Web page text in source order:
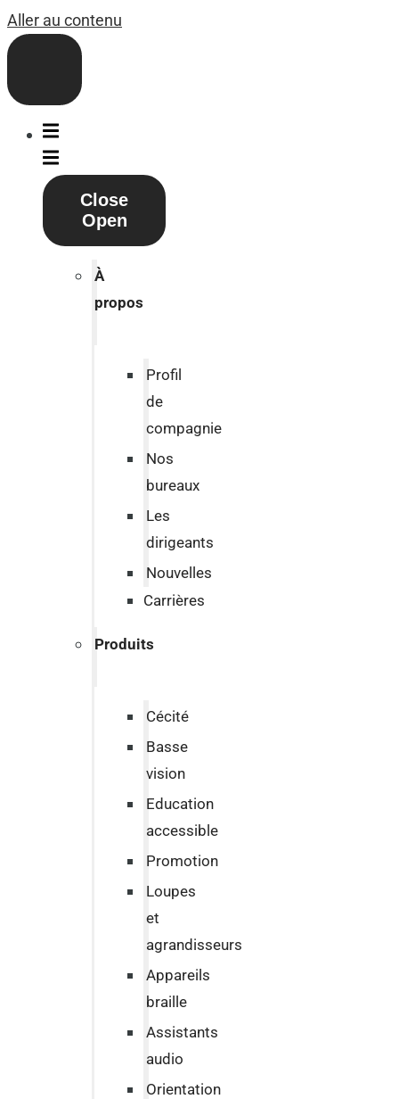
Aller au contenu
Close
Open
À
propos
Profil
de
compagnie
Nos
bureaux
Les
dirigeants
Nouvelles
Carrières
Produits
Cécité
Basse
vision
Education
accessible
Promotion
Loupes
et
agrandisseurs
Appareils
braille
Assistants
audio
Orientation